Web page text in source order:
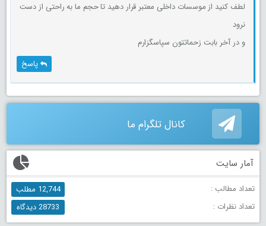
لطف کنید از موسسات داخلی معتبر قرار دهید تا حجم ما به راحتی از دست
نرود
و در آخر بابت زحماتتون سپاسگزارم
پاسخ
کانال تلگرام ما
آمار سایت
تعداد مطالب :
12,744 مطلب
تعداد نظرات :
28733 دیدگاه